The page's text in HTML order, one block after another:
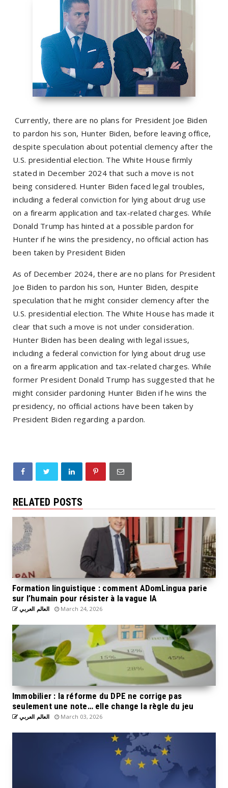
Currently, there are no plans for President Joe Biden
to pardon his son, Hunter Biden, before leaving office,
despite speculation about potential clemency after the
U.S. presidential election. The White House firmly
stated in December 2024 that such a move is not
being considered. Hunter Biden faced legal troubles,
including a federal conviction for lying about drug use
on a firearm application and tax-related charges. While
Donald Trump has hinted at a possible pardon for
Hunter if he wins the presidency, no official action has
been taken by President Biden​
As of December 2024, there are no plans for President
Joe Biden to pardon his son, Hunter Biden, despite
speculation that he might consider clemency after the
U.S. presidential election. The White House has made it
clear that such a move is not under consideration.
Hunter Biden has been dealing with legal issues,
including a federal conviction for lying about drug use
on a firearm application and tax-related charges. While
former President Donald Trump has suggested that he
might consider pardoning Hunter Biden if he wins the
presidency, no official actions have been taken by
President Biden regarding a pardon.
RELATED POSTS
Formation linguistique : comment ADomLingua parie
sur l’humain pour résister à la vague IA
العالم العربي March 24, 2026
Immobilier : la réforme du DPE ne corrige pas
seulement une note… elle change la règle du jeu
العالم العربي March 03, 2026